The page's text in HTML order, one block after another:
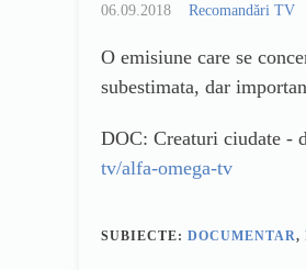
06.09.2018 Recomandări TV
O emisiune care se
subestimata, dar
DOC: Creaturi ciudate -
tv/alfa-omega-tv
SUBIECTE: DOCUMENTAR,